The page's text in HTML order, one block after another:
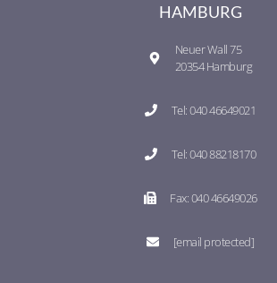
HAMBURG
Neuer Wall 75
20354 Hamburg
Tel: 040 46649021
Tel: 040 88218170
Fax: 040 46649026
[email protected]